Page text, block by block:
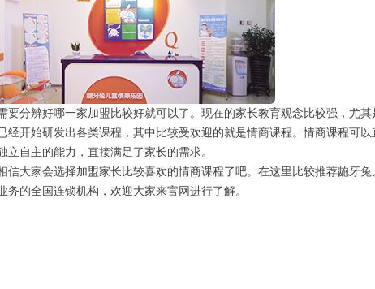
分辨好哪一家加盟比较好就可以了。现在的家长教育观念比较强，尤
开始研发出各类课程，其中比较受欢迎的就是情商课程。情商课程可
自主的能力，直接满足了家长的需求。
信大家会选择加盟家长比较喜欢的情商课程了吧。在这里比较推荐龅牙
的全国连锁机构，欢迎大家来官网进行了解。